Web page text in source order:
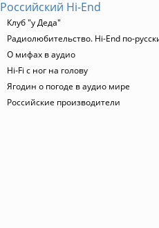
Российский Hi-End
Клуб "у Деда"
Радиолюбительство. Hi-End по-
О мифах в аудио
Hi-Fi с ног на голову
Ягодин о погоде в аудио мире
Российские производители